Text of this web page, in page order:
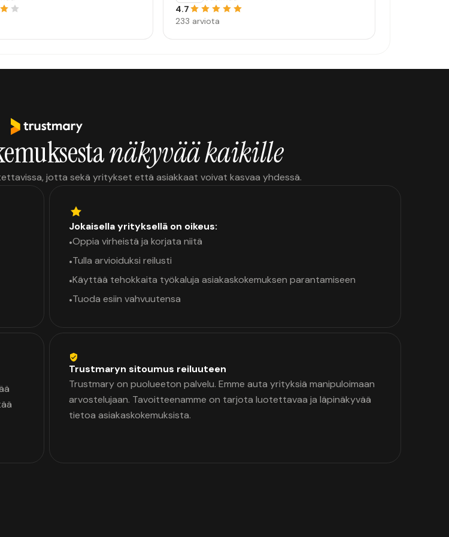
4.7
233 arviota
näkyvää kaikille
jotta sekä yritykset että asiakkaat voivat kasvaa yhdessä.
Jokaisella yrityksellä on oikeus:
•Oppia virheistä ja korjata niitä
•Tulla arvioiduksi reilusti
•Käyttää tehokkaita työkaluja asiakaskokemuksen parantamiseen
•Tuoda esiin vahvuutensa
Trustmaryn sitoumus reiluuteen
Trustmary on puolueeton palvelu. Emme auta yrityksiä manipuloimaan
arvostelujaan. Tavoitteenamme on tarjota luotettavaa ja läpinäkyvää
tietoa asiakaskokemuksista.